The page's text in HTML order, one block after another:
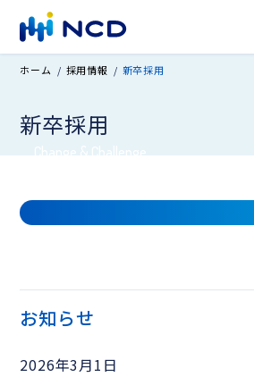
ホーム 採用情報 新卒採用
新卒採用
お知らせ
2026年3月1日